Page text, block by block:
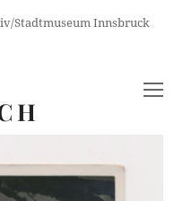
Stadtmuseum Innsbruck